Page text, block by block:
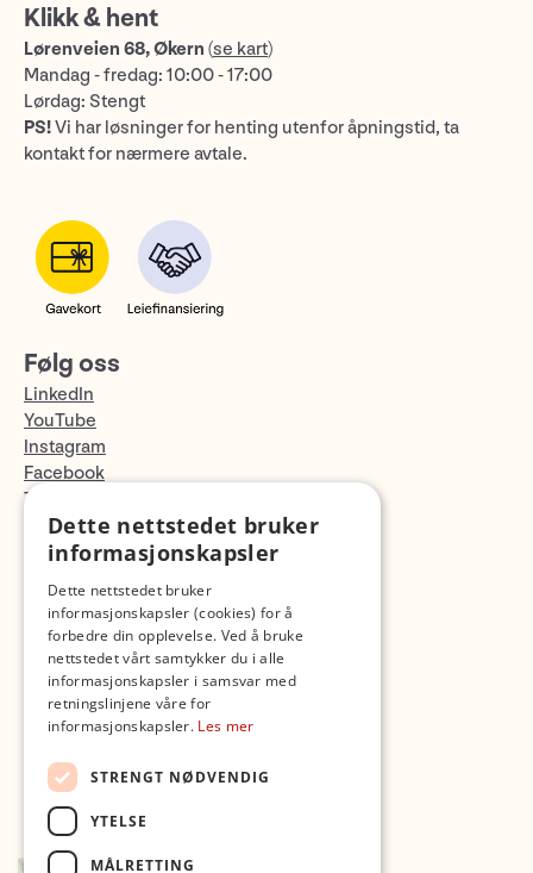
Klikk & hent
Lørenveien 68, Økern (se kart)
Mandag - fredag: 10:00 - 17:00
Lørdag: Stengt
PS!Vi har løsninger for henting utenfor åpningstid, ta
kontakt for nærmere avtale.
Følg oss
LinkedIn
YouTube
Instagram
Facebook
TikTok
Fotopodden
Dette nettstedet bruker
informasjonskapsler
Dette nettstedet bruker
informasjonskapsler (cookies) for å
forbedre din opplevelse. Ved å bruke
nettstedet vårt samtykker du i alle
informasjonskapsler i samsvar med
retningslinjene våre for
informasjonskapsler. Les mer
STRENGT NØDVENDIG
YTELSE
MÅLRETTING